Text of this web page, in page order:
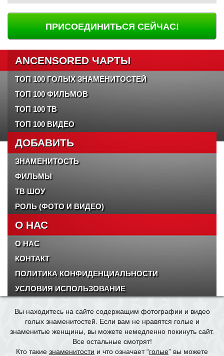
ПРИСОЕДИНИТЬСЯ СЕЙЧАС!
ANCENSORED ЧАРТЫ
ТОП 100 ГОЛЫХ ЗНАМЕНИТОСТЕЙ
ТОП 100 ФИЛЬМОВ
ТОП 100 ТВ
ТОП 100 ВИДЕО
ДОБАВИТЬ
ЗНАМЕНИТОСТЬ
ФИЛЬМЫ
ТВ ШОУ
РОЛЬ (ФОТО И ВИДЕО)
О НАС
О НАС
КОНТАКТ
ПОЛИТИКА КОНФИДЕНЦИАЛЬНОСТИ
УСЛОВИЯ ИСПОЛЬЗОВАНИЕ
Вы находитесь на сайте содержащим фотографии и видео
голых знаменитостей. Если вам не нравятся голые и
знаменитые женщины, вы можете немедленно покинуть сайт.
Все остальные смотрят!
Кто такие знаменитости и что означает “голые” вы можете